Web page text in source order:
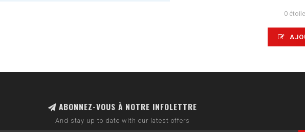
0
ABONNEZ-VOUS À NOTRE INFOLETTRE
And stay up to date with our latest offers